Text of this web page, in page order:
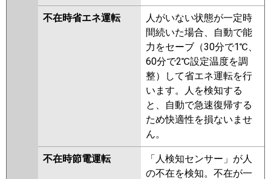
不在時省エネ運転
人がいない状態が一定時
間続いた場合、自動で能
力をセーブ（30分で1℃、
60分で2℃設定温度を調
整）して省エネ運転を行
います。人を検知する
と、自動で急速復帰する
ため快適性を損ないませ
ん。
不在時節電運転
「人検知センサー」が人
の不在を検知。不在が一